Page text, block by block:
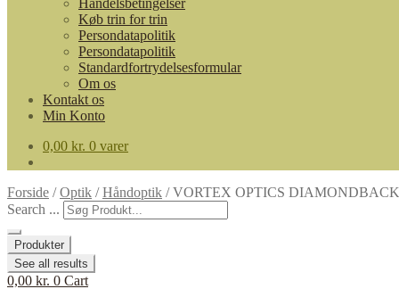
Handelsbetingelser
Køb trin for trin
Persondatapolitik
Persondatapolitik
Standardfortrydelsesformular
Om os
Kontakt os
Min Konto
0,00 kr. 0 varer
Forside /Optik /Håndoptik /VORTEX OPTICS
Search ...
Produkter
See all results
0,00 kr. 0 Cart